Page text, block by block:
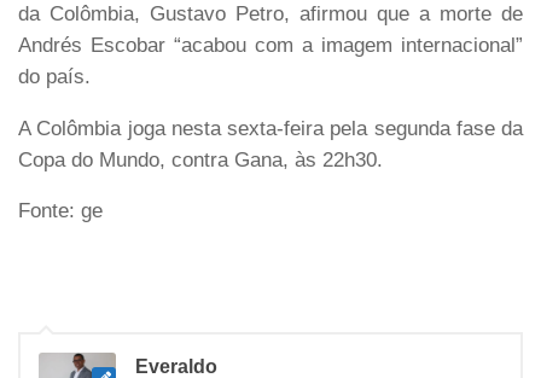
da Colômbia, Gustavo Petro, afirmou que a morte de
Andrés Escobar “acabou com a imagem internacional”
do país.
A Colômbia joga nesta sexta-feira pela segunda fase da
Copa do Mundo, contra Gana, às 22h30.
Fonte: ge
Everaldo